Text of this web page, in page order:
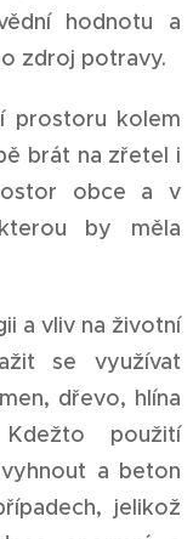
hodnotu a
zdroj potravy.
prostoru kolem
brát na zřetel i
obce a v
by měla
a vliv na životní
se využívat
dřevo, hlína
použití
a beton
jelikož